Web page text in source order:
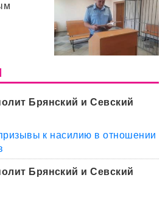
Брянский и Севский
к насилию в отношении
Брянский и Севский